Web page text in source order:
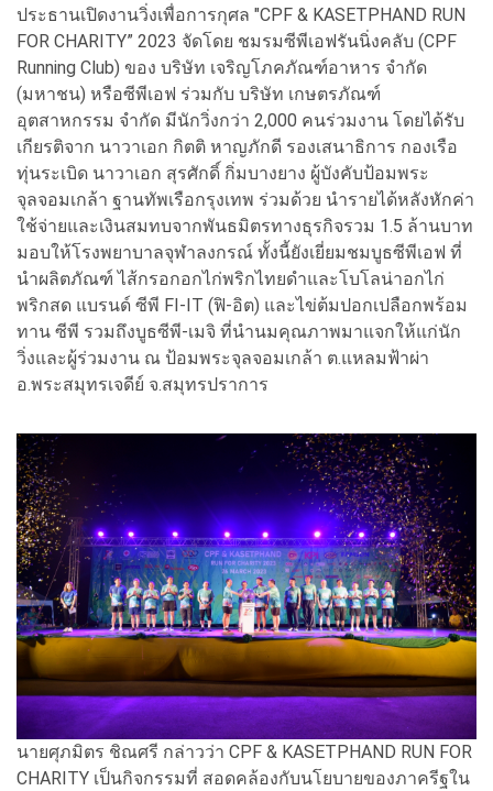
ประธานเปิดงานวิ่งเพื่อการกุศล "CPF & KASETPHAND RUN
FOR CHARITY” 2023 จัดโดย ชมรมซีพีเอฟรันนิ่งคลับ (CPF
Running Club) ของ บริษัท เจริญโภคภัณฑ์อาหาร จำกัด
(มหาชน) หรือซีพีเอฟ ร่วมกับ บริษัท เกษตรภัณฑ์
อุตสาหกรรม จำกัด มีนักวิ่งกว่า 2,000 คนร่วมงาน โดยได้รับ
เกียรติจาก นาวาเอก กิตติ หาญภักดี รองเสนาธิการ กองเรือ
ทุ่นระเบิด นาวาเอก สุรศักดิ์ กิ่มบางยาง ผู้บังคับป้อมพระ
จุลจอมเกล้า ฐานทัพเรือกรุงเทพ ร่วมด้วย นำรายได้หลังหักค่า
ใช้จ่ายและเงินสมทบจากพันธมิตรทางธุรกิจรวม 1.5 ล้านบาท
มอบให้โรงพยาบาลจุฬาลงกรณ์ ทั้งนี้ยังเยี่ยมชมบูธซีพีเอฟ ที่
นำผลิตภัณฑ์ ไส้กรอกอกไก่พริกไทยดำและโบโลน่าอกไก่
พริกสด แบรนด์ ซีพี FI-IT (ฟิ-อิต) และไข่ต้มปอกเปลือกพร้อม
ทาน ซีพี รวมถึงบูธซีพี-เมจิ ที่นำนมคุณภาพมาแจกให้แก่นัก
วิ่งและผู้ร่วมงาน ณ ป้อมพระจุลจอมเกล้า ต.แหลมฟ้าผ่า
อ.พระสมุทรเจดีย์ จ.สมุทรปราการ
นายศุภมิตร ชิณศรี กล่าวว่า CPF & KASETPHAND RUN FOR
CHARITY เป็นกิจกรรมที่ สอดคล้องกับนโยบายของภาครีฐใน